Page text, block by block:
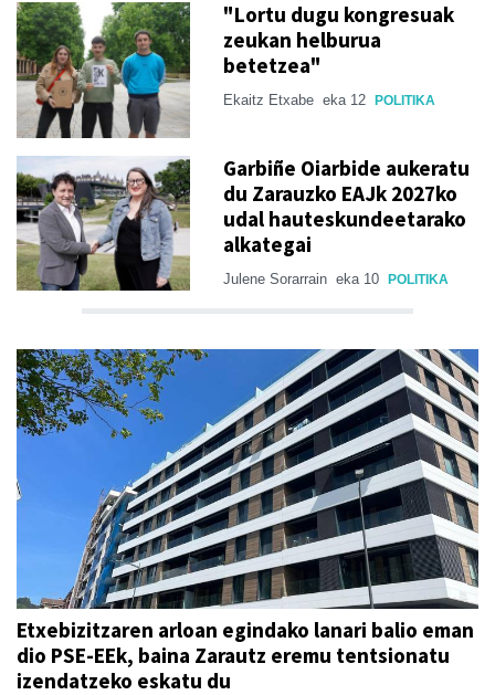
"Lortu dugu kongresuak
zeukan helburua
betetzea"
Ekaitz Etxabe eka 12 POLITIKA
Garbiñe Oiarbide aukeratu
du Zarauzko EAJk 2027ko
udal hauteskundeetarako
alkategai
Julene Sorarrain eka 10 POLITIKA
Etxebizitzaren arloan egindako lanari balio eman
dio PSE-EEk, baina Zarautz eremu tentsionatu
izendatzeko eskatu du